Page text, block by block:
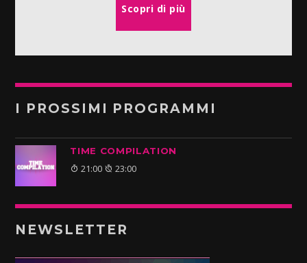
Scopri di più
I PROSSIMI PROGRAMMI
TIME COMPILATION
21:00 23:00
NEWSLETTER